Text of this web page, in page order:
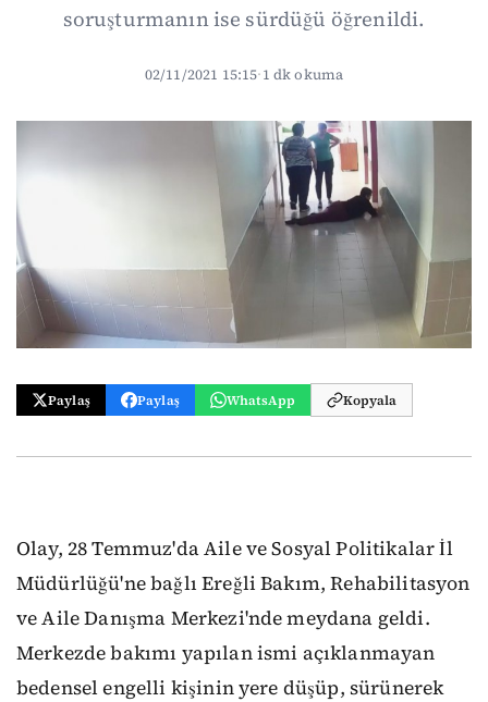
soruşturmanın ise sürdüğü öğrenildi.
02/11/2021 15:15·1 dk okuma
Paylaş Paylaş WhatsApp Kopyala
Olay, 28 Temmuz'da Aile ve Sosyal Politikalar İl
Müdürlüğü'ne bağlı Ereğli Bakım, Rehabilitasyon
ve Aile Danışma Merkezi'nde meydana geldi.
Merkezde bakımı yapılan ismi açıklanmayan
bedensel engelli kişinin yere düşüp, sürünerek